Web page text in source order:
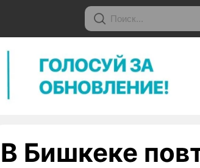
В Бишкеке